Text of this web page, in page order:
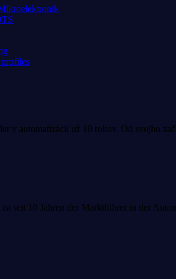
v automatizácií už 10 rokov. Od svojho
seit 10 Jahren der Marktführer in der